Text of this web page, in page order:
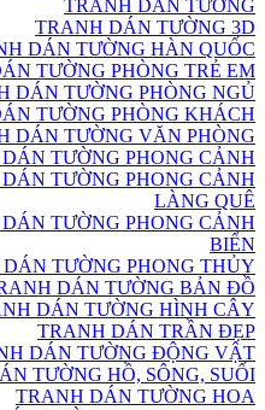
TRANH DÁN TƯỜNG
TRANH DÁN TƯỜNG 3D
DÁN TƯỜNG HÀN QUỐC
TƯỜNG PHÒNG TRẺ EM
DÁN TƯỜNG PHÒNG NGỦ
TƯỜNG PHÒNG KHÁCH
DÁN TƯỜNG VĂN PHÒNG
TƯỜNG PHONG CẢNH
TƯỜNG PHONG CẢNH
LÀNG QUÊ
TƯỜNG PHONG CẢNH
BIỂN
TƯỜNG PHONG THỦY
DÁN TƯỜNG BẢN ĐỒ
DÁN TƯỜNG HÌNH CÂY
TRANH DÁN TRẦN ĐẸP
DÁN TƯỜNG ĐỘNG VẬT
TƯỜNG HỒ, SÔNG, SUỐI
TRANH DÁN TƯỜNG HOA